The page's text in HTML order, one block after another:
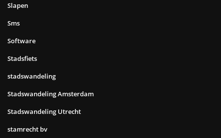
Slapen
Sms
Software
Stadsfiets
stadswandeling
Stadswandeling Amsterdam
Stadswandeling Utrecht
stamrecht bv